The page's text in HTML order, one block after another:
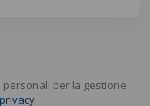
personali per la gestione